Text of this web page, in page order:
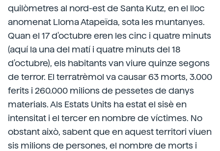
quilòmetres al nord-est de Santa Kutz, en el lloc
anomenat Lloma Atapeïda, sota les muntanyes.
Quan el 17 d'octubre eren les cinc i quatre minuts
(aquí la una del matí i quatre minuts del 18
d'octubre), els habitants van viure quinze segons
de terror. El terratrèmol va causar 63 morts, 3.000
ferits i 260.000 milions de pessetes de danys
materials. Als Estats Units ha estat el sisè en
intensitat i el tercer en nombre de víctimes. No
obstant això, sabent que en aquest territori viuen
sis milions de persones, el nombre de morts i